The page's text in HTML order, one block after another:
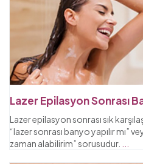
Lazer Epilasyon Sonrası
Lazer epilasyon sonrası sık
“lazer sonrası banyo yapılır mı”
zaman alabilirim” sorusudur.